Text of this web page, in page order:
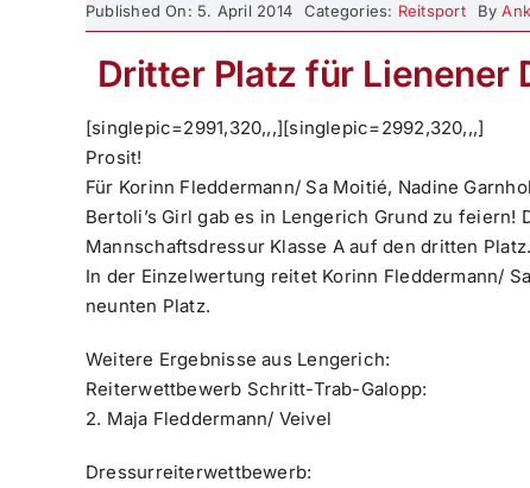
Published On: 5. April 2014 Categories: Reitsport By
Dritter Platz für Lienener
[singlepic=2991,320,,,][singlepic=2992,320,,,]
Prosit!
Für Korinn Fleddermann/ Sa Moitié, Nadine
Bertoli’s Girl gab es in Lengerich Grund zu
Mannschaftsdressur Klasse A auf den dritten
In der Einzelwertung reitet Korinn Fleddermann/
neunten Platz.
Weitere Ergebnisse aus Lengerich:
Reiterwettbewerb Schritt-Trab-Galopp:
2. Maja Fleddermann/ Veivel
Dressurreiterwettbewerb: